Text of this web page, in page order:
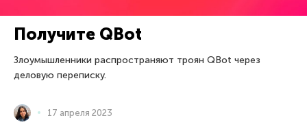
Получите QBot
Злоумышленники распространяют троян QBot через
деловую переписку.
17 апреля 2023